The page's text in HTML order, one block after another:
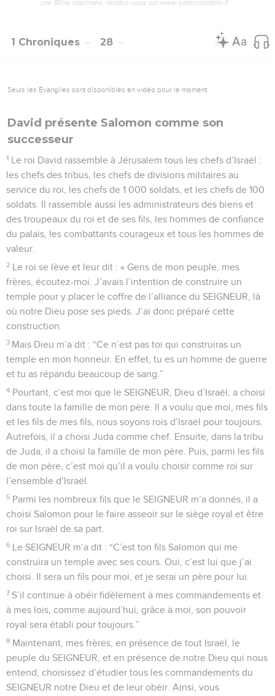
une Bible imprimée, rendez-vous sur www.editionsbiblio.fr
1 Chroniques 28
Seuls les Évangiles sont disponibles en vidéo pour le moment.
David présente Salomon comme son
successeur
1 Le roi David rassemble à Jérusalem tous les chefs d’Israël :
les chefs des tribus, les chefs de divisions militaires au
service du roi, les chefs de 1 000 soldats, et les chefs de 100
soldats. Il rassemble aussi les administrateurs des biens et
des troupeaux du roi et de ses fils, les hommes de confiance
du palais, les combattants courageux et tous les hommes de
valeur.
2 Le roi se lève et leur dit : « Gens de mon peuple, mes
frères, écoutez-moi. J’avais l’intention de construire un
temple pour y placer le coffre de l’alliance du SEIGNEUR, là
où notre Dieu pose ses pieds. J’ai donc préparé cette
construction.
3 Mais Dieu m’a dit : “Ce n’est pas toi qui construiras un
temple en mon honneur. En effet, tu es un homme de guerre
et tu as répandu beaucoup de sang.”
4 Pourtant, c’est moi que le SEIGNEUR, Dieu d’Israël, a choisi
dans toute la famille de mon père. Il a voulu que moi, mes fils
et les fils de mes fils, nous soyons rois d’Israël pour toujours.
Autrefois, il a choisi Juda comme chef. Ensuite, dans la tribu
de Juda, il a choisi la famille de mon père. Puis, parmi les fils
de mon père, c’est moi qu’il a voulu choisir comme roi sur
l’ensemble d’Israël.
5 Parmi les nombreux fils que le SEIGNEUR m’a donnés, il a
choisi Salomon pour le faire asseoir sur le siège royal et être
roi sur Israël de sa part.
6 Le SEIGNEUR m’a dit : “C’est ton fils Salomon qui me
construira un temple avec ses cours. Oui, c’est lui que j’ai
choisi. Il sera un fils pour moi, et je serai un père pour lui.
7 S’il continue à obéir fidèlement à mes commandements et
à mes lois, comme aujourd’hui, grâce à moi, son pouvoir
royal sera établi pour toujours.”
8 Maintenant, mes frères, en présence de tout Israël, le
peuple du SEIGNEUR, et en présence de notre Dieu qui nous
entend, choisissez d’étudier tous les commandements du
SEIGNEUR notre Dieu et de leur obéir. Ainsi, vous